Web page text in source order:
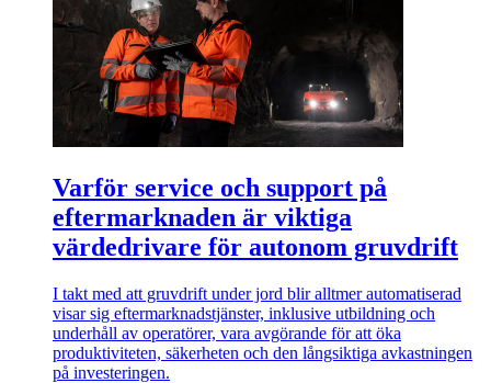
Varför service och support på
eftermarknaden är viktiga
värdedrivare för autonom gruvdrift
I takt med att gruvdrift under jord blir alltmer automatiserad
visar sig eftermarknadstjänster, inklusive utbildning och
underhåll av operatörer, vara avgörande för att öka
produktiviteten, säkerheten och den långsiktiga avkastningen
på investeringen.